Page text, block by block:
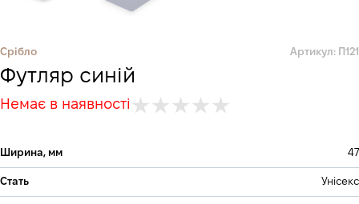
Срібло Артикул: П121
Футляр синій
Немає в наявності
Ширина, мм 47
Стать Унісекс